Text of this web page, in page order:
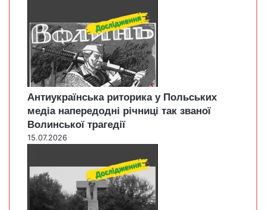
Антиукраїнська риторика у Польських
медіа напередодні річниці так званої
Волинської трагедії
15.07.2026